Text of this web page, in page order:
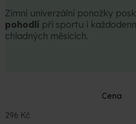
Zimní univerzální ponožky
pohodlí při sportu i
chladných měsících.
Cena
296 Kč